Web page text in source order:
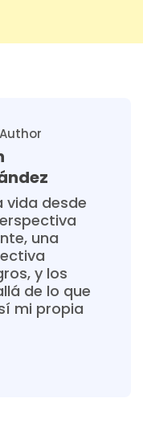
vida desde
una
y los
de lo que
mi propia